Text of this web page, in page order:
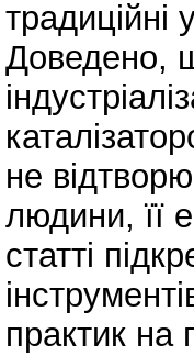
Доведено,
не
людини, її
статті
практик на